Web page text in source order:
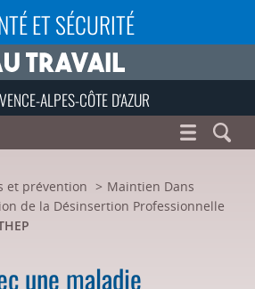
ET SÉCURITÉ
ALPES-CÔTE D'AZUR
et prévention
Maintien Dans
de la Désinsertion Professionnelle
une maladie